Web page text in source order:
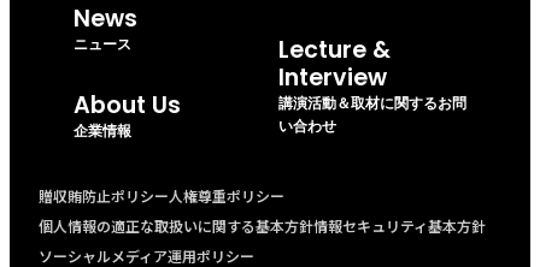
News
ニュース
About Us
企業情報
Lecture &
Interview
講演活動＆取材に関するお問
い合わせ
贈収賄防止ポリシー人権尊重ポリシー
個人情報の適正な取扱いに関する基本方針情報セキュリティ基本方針
ソーシャルメディア運用ポリシー